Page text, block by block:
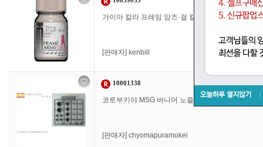
가이아 칼라 프레임 암즈·걸 칼라 FG-10 화이트 프
[판매자] kenbill
10001338
코토부키야 MSG 버니어 노즐 II 모델링 서포트 상
[판매자] chyomapuramokei